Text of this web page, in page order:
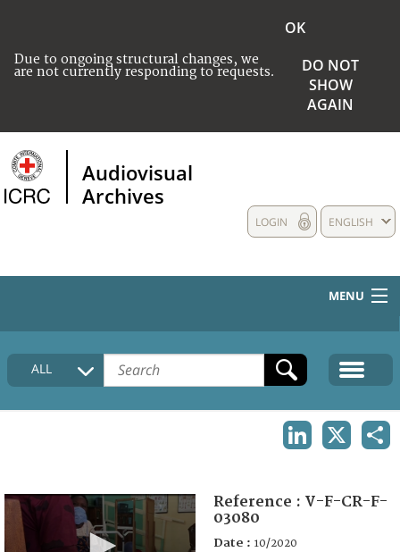
Due to ongoing structural changes, we
are not currently responding to requests.
OK
DO NOT
SHOW
AGAIN
Audiovisual
Archives
ENGLISH
LOGIN
MENU
HOME
COLLECTIONS DESCRIPTION
ALL
Reference : V-F-CR-F-
03080
Date : 10/2020